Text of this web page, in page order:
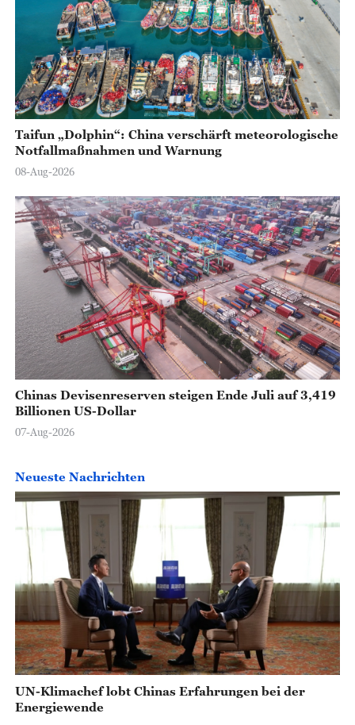
Taifun „Dolphin“: China verschärft meteorologische
Notfallmaßnahmen und Warnung
08-Aug-2026
Chinas Devisenreserven steigen Ende Juli auf 3,419
Billionen US-Dollar
07-Aug-2026
Neueste Nachrichten
UN-Klimachef lobt Chinas Erfahrungen bei der
Energiewende